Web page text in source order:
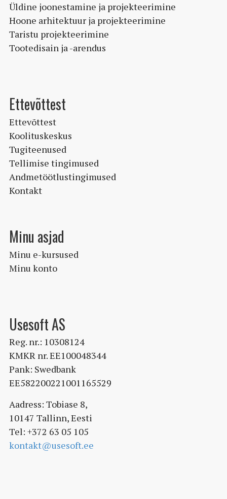
Üldine joonestamine ja projekteerimine
Hoone arhitektuur ja projekteerimine
Taristu projekteerimine
Tootedisain ja -arendus
Ettevõttest
Ettevõttest
Koolituskeskus
Tugiteenused
Tellimise tingimused
Andmetöötlustingimused
Kontakt
Minu asjad
Minu e-kursused
Minu konto
Usesoft AS
Reg. nr.: 10308124
KMKR nr. EE100048344
Pank: Swedbank
EE582200221001165529
Aadress: Tobiase 8,
10147 Tallinn, Eesti
Tel: +372 63 05 105
kontakt@usesoft.ee